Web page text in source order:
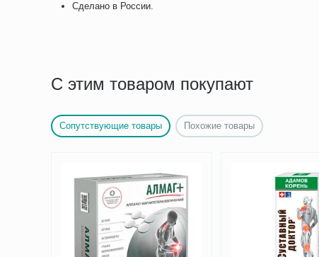
Сделано в России.
С этим товаром покупают
Сопутствующие товары Похожие товары